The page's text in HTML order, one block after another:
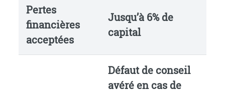
Pertes
financières
acceptées
Jusqu’à 6% de
capital
Défaut de conseil
avéré en cas de